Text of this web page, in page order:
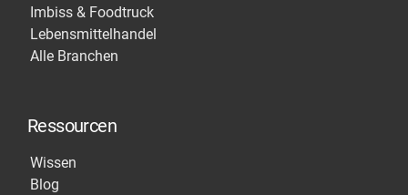
Imbiss & Foodtruck
Lebensmittelhandel
Alle Branchen
Ressourcen
Wissen
Blog